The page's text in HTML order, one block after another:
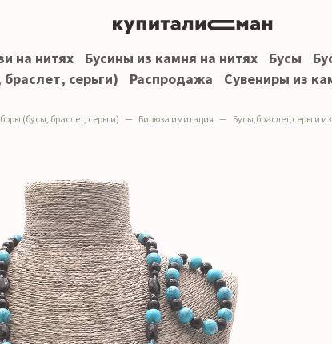
на нитях Бусины из камня на нитях Бусы
серьги)
Распродажа Сувениры из
(бусы, браслет, серьги) Бирюза имитация Бусы,браслет,серьги из